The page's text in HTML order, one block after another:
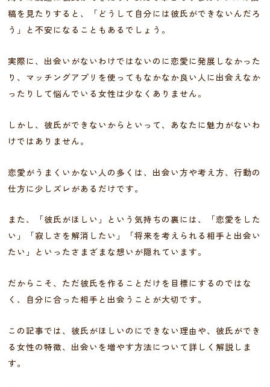
稿を見たりすると、「どうして自分には彼氏ができないんだろ
う」と不安になることもあるでしょう。
実際に、出会いがないわけではないのに恋愛に発展しなかった
り、マッチングアプリを使ってもなかなか良い人に出会えなか
ったりして悩んでいる女性は少なくありません。
しかし、彼氏ができないからといって、あなたに魅力がないわ
けではありません。
恋愛がうまくいかない人の多くは、出会い方や考え方、行動の
仕方に少しズレがあるだけです。
また、「彼氏がほしい」という気持ちの裏には、「恋愛をした
い」「寂しさを解消したい」「将来を考えられる相手と出会い
たい」といったさまざまな想いが隠れています。
だからこそ、ただ彼氏を作ることだけを目標にするのではな
く、自分に合った相手と出会うことが大切です。
この記事では、彼氏がほしいのにできない理由や、彼氏ができ
る女性の特徴、出会いを増やす方法について詳しく解説しま
す。